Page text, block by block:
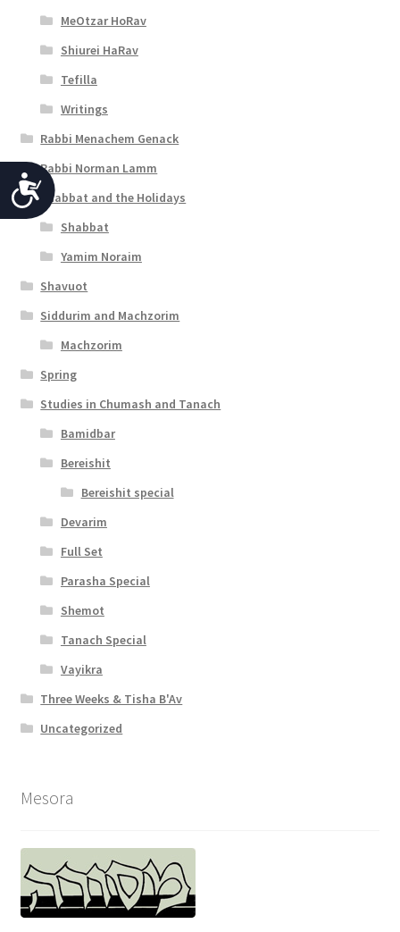
A
c
c
e
s
s
i
b
i
l
t
y
MeOtzar HoRav
Shiurei HaRav
Tefilla
Writings
Rabbi Menachem Genack
Rabbi Norman Lamm
Shabbat and the Holidays
Shabbat
Yamim Noraim
Shavuot
Siddurim and Machzorim
Machzorim
Spring
Studies in Chumash and Tanach
Bamidbar
Bereishit
Bereishit special
Devarim
Full Set
Parasha Special
Shemot
Tanach Special
Vayikra
Three Weeks & Tisha B'Av
Uncategorized
Mesora